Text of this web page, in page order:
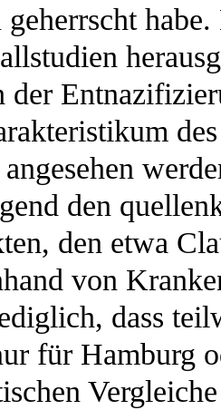
der
den
den etwa
von
dass
für Hamburg